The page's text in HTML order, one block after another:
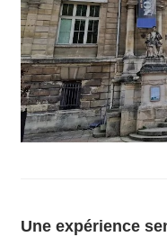
Une expérience